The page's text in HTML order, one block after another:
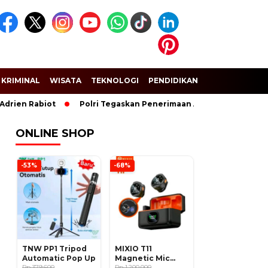
KRIMINAL WISATA TEKNOLOGI PENDIDIKAN
Rabiot Polri Tegaskan Penerimaan Anggota dan
ONLINE SHOP
-53%
TNW PP1 Tripod
Automatic Pop Up
-68%
MIXIO T11
Magnetic Mic